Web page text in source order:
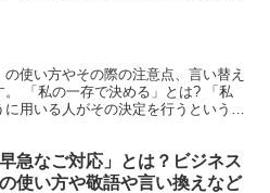
使い方やその際の注意点、言い替え
「私の一存で決める」とは? 「私
用いる人がその決定を行うという意
早急なご対応」とは？ビジネス
使い方や敬語や言い換えなど